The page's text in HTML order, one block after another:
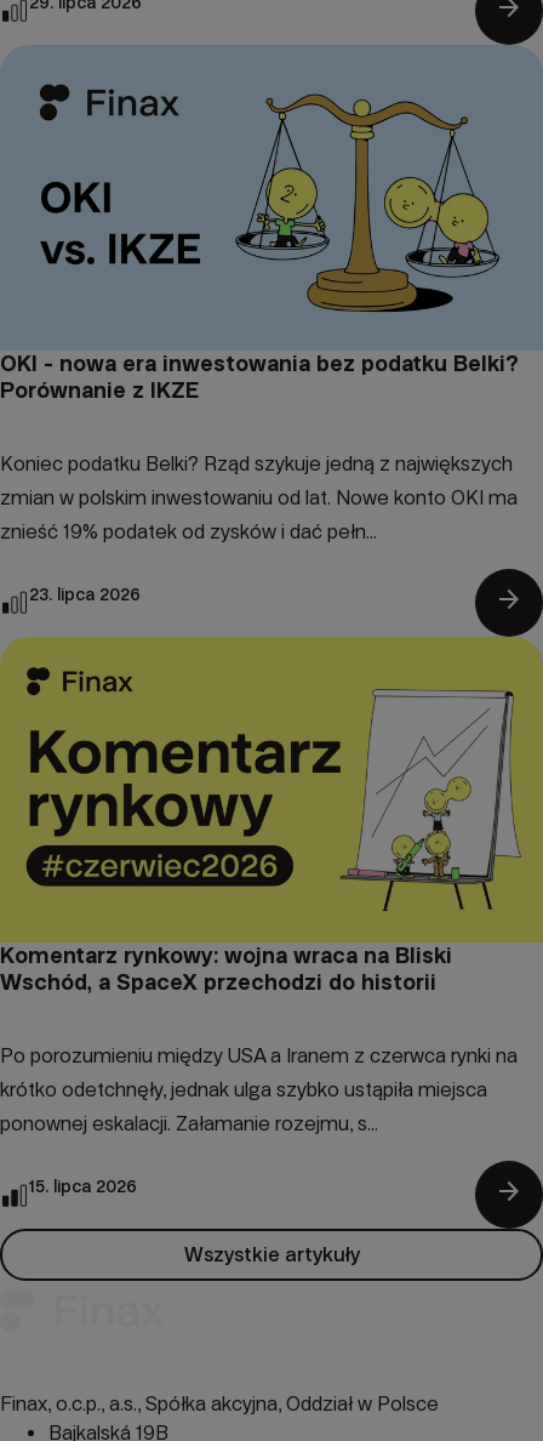
arrow_forward
OKI - nowa era inwestowania bez podatku Belki?
Porównanie z IKZE
Koniec podatku Belki? Rząd szykuje jedną z największych
zmian w polskim inwestowaniu od lat. Nowe konto OKI ma
znieść 19% podatek od zysków i dać pełn...
23. lipca 2026 arrow_forward
Komentarz rynkowy: wojna wraca na Bliski
Wschód, a SpaceX przechodzi do historii
Po porozumieniu między USA a Iranem z czerwca rynki na
krótko odetchnęły, jednak ulga szybko ustąpiła miejsca
ponownej eskalacji. Załamanie rozejmu, s...
15. lipca 2026 arrow_forward
Wszystkie artykuły
Finax, o.c.p., a.s., Spółka akcyjna, Oddział w Polsce
Bajkalská 19B